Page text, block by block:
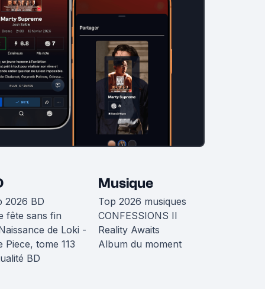
2026 BD
fête sans fin
de Loki -
Piece, tome 113
BD
Musique
Top 2026 musiques
CONFESSIONS II
Reality Awaits
Album du moment